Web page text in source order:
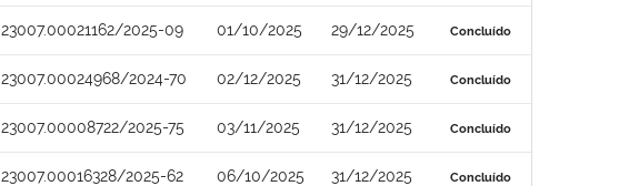
23007.00021162/2025-09 01/10/2025 29/12/2025 Concluído
23007.00024968/2024-70 02/12/2025 31/12/2025 Concluído
23007.00008722/2025-75 03/11/2025 31/12/2025 Concluído
23007.00016328/2025-62 06/10/2025 31/12/2025 Concluído